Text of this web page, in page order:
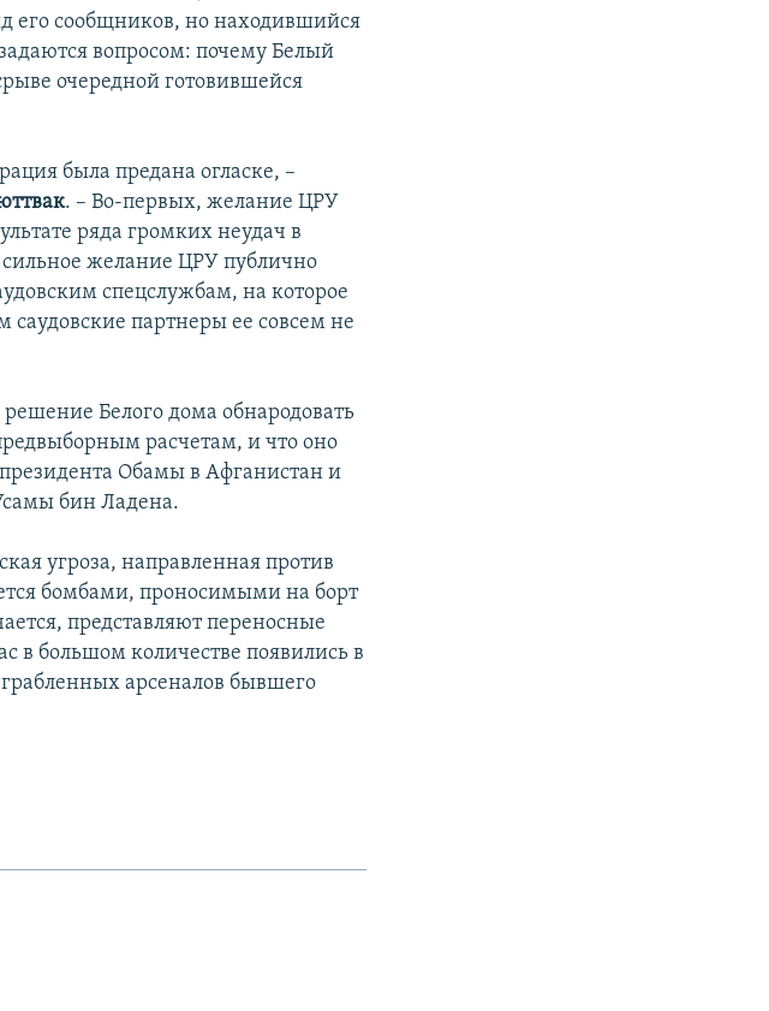
его сообщников, но находившийся
вопросом: почему Белый
очередной готовившейся
была предана огласке, –
. – Во-первых, желание ЦРУ
ряда громких неудач в
желание ЦРУ публично
спецслужбам, на которое
партнеры ее совсем не
Белого дома обнародовать
расчетам, и что оно
Обамы в Афганистан и
бин Ладена.
угроза, направленная против
бомбами, проносимыми на борт
представляют переносные
в большом количестве появились в
арсеналов бывшего